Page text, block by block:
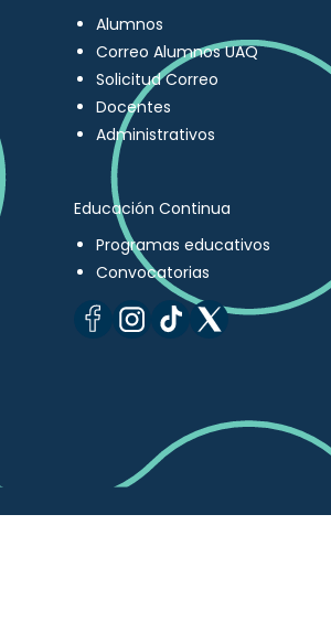
Alumnos
Correo Alumnos UAQ
Solicitud Correo
Docentes
Administrativos
Educación Continua
Programas educativos
Convocatorias